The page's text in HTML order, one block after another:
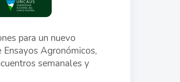
para un nuevo
Agronómicos,
semanales y